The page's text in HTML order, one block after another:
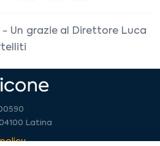
- Un grazie al Direttore Luca
Latina